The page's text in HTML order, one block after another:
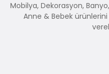
Mobilya, Dekorasyon,
Anne & Bebek